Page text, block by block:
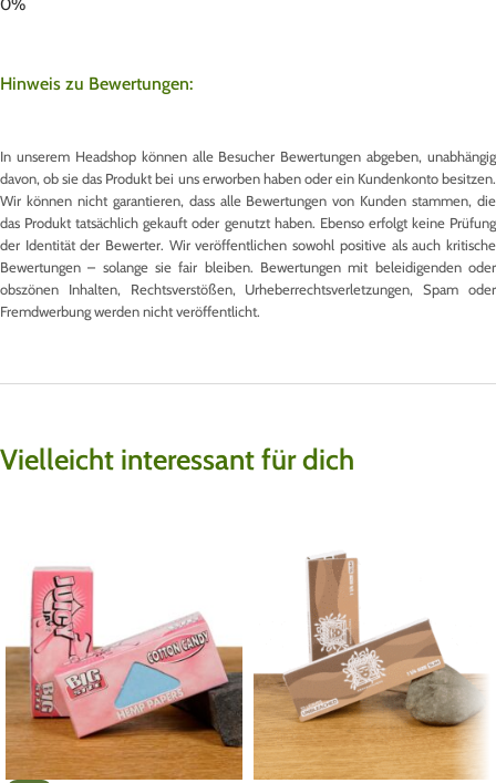
Hinweis zu Bewertungen:
In unserem Headshop können alle Besucher Bewertungen abgeben, unabhängig
davon, ob sie das Produkt bei uns erworben haben oder ein Kundenkonto besitzen.
Wir können nicht garantieren, dass alle Bewertungen von Kunden stammen, die
das Produkt tatsächlich gekauft oder genutzt haben. Ebenso erfolgt keine Prüfung
der Identität der Bewerter. Wir veröffentlichen sowohl positive als auch kritische
Bewertungen – solange sie fair bleiben. Bewertungen mit beleidigenden oder
obszönen Inhalten, Rechtsverstößen, Urheberrechtsverletzungen, Spam oder
Fremdwerbung werden nicht veröffentlicht.
Vielleicht interessant für dich